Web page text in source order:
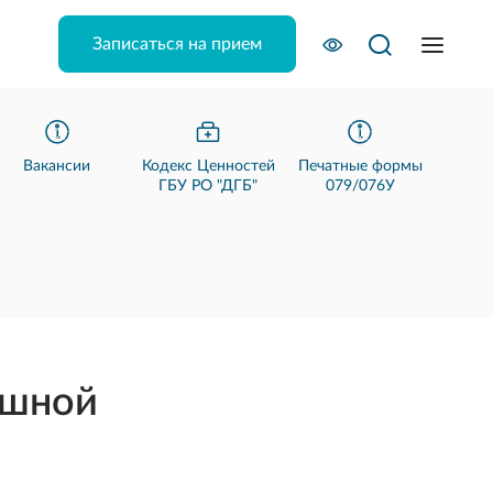
Вакансии
Кодекс Ценностей
ГБУ РО "ДГБ"
Печатные формы
079/076У
Записаться на прием